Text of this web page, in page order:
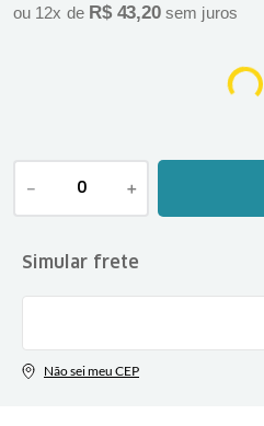
ou 12x de R$ 43,20 sem juros
＋
－